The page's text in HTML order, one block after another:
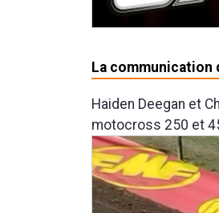
La communication
Haiden Deegan et
motocross 250 et